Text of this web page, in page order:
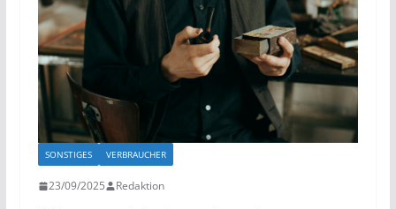
SONSTIGES VERBRAUCHER
23/09/2025 Redaktion